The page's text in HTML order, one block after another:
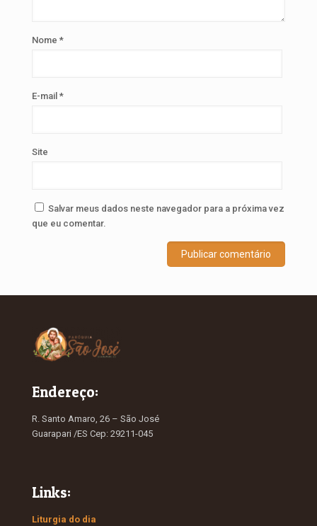
Nome *
E-mail *
Site
Salvar meus dados neste navegador para a próxima vez
que eu comentar.
Endereço:
R. Santo Amaro, 26 – São José
Guarapari /ES Cep: 29211-045
Links:
Liturgia do dia